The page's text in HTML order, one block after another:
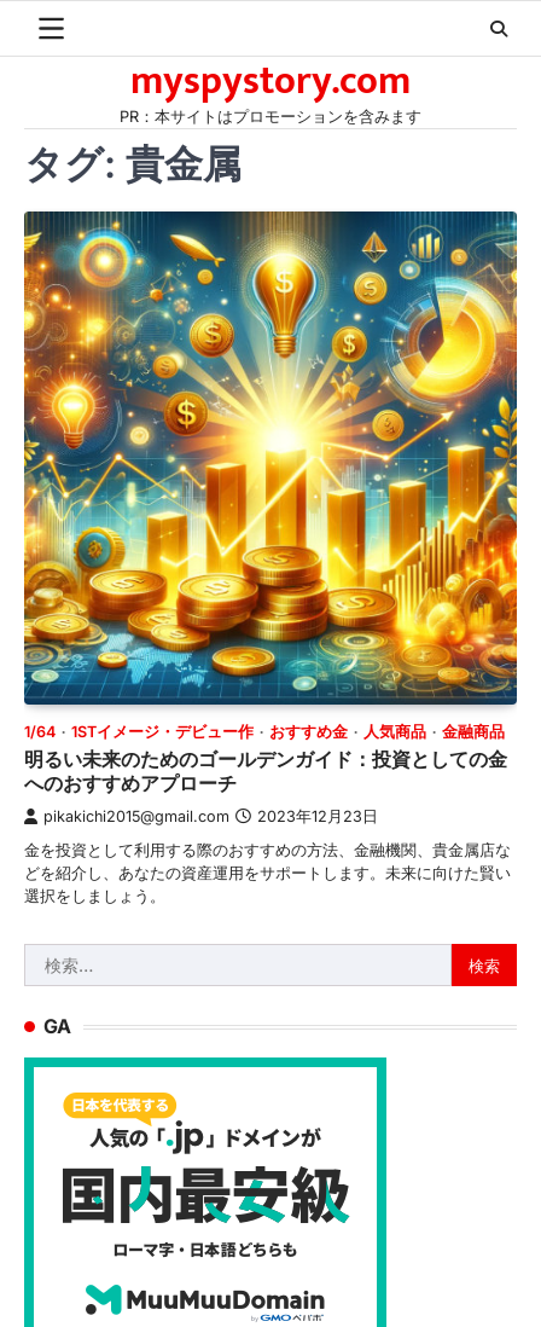
myspystory.com
PR：本サイトはプロモーションを含みます
タグ: 貴金属
1/64 1STイメージ・デビュー作 おすすめ金 人気商品 金融商品
明るい未来のためのゴールデンガイド：投資としての金
へのおすすめアプローチ
pikakichi2015@gmail.com 2023年12月23日
金を投資として利用する際のおすすめの方法、金融機関、貴金属店な
どを紹介し、あなたの資産運用をサポートします。未来に向けた賢い
選択をしましょう。
索:
GA